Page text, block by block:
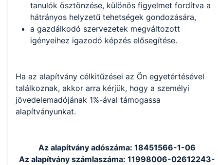
tanulók ösztönzése, különös figyelmet fordítva a
hátrányos helyzetű tehetségek gondozására,
a gazdálkodó szervezetek megváltozott
igényeihez igazodó képzés elősegítése.
Ha az alapítvány célkitűzései az Ön egyetértésével
találkoznak, akkor arra kérjük, hogy a személyi
jövedelemadójának 1%-ával támogassa
alapítványunkat.
Az alapítvány adószáma: 18451566-1-06
Az alapítvány számlaszáma: 11998006-02612243-